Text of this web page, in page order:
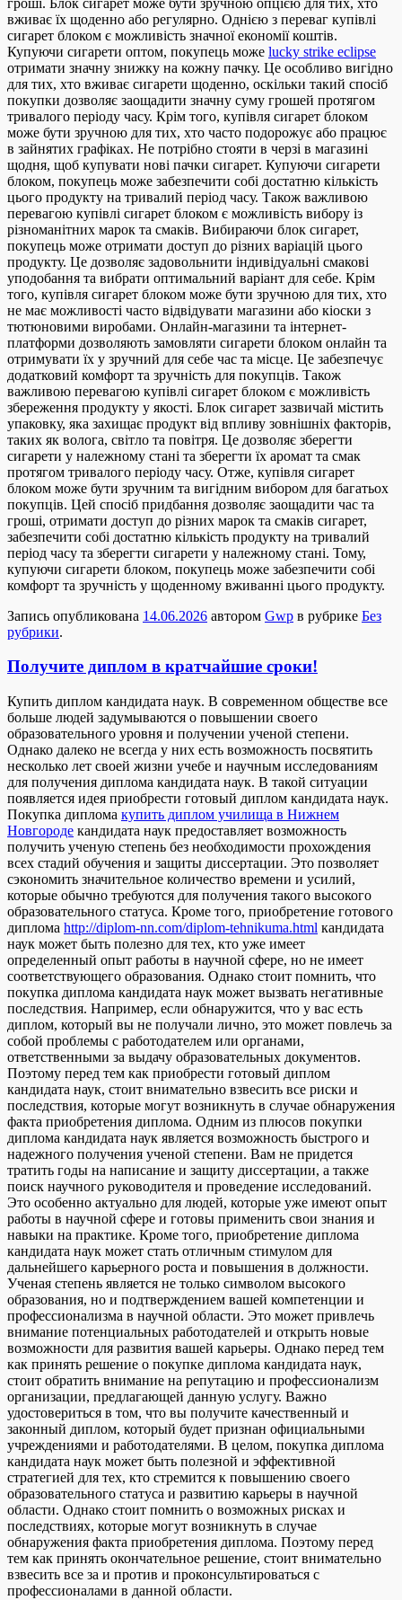
вживає їх щоденно або регулярно. Однією з переваг купівлі
сигарет блоком є можливість значної економії коштів.
Купуючи сигарети оптом, покупець може lucky strike eclipse
отримати значну знижку на кожну пачку. Це особливо вигідно
для тих, хто вживає сигарети щоденно, оскільки такий спосіб
покупки дозволяє заощадити значну суму грошей протягом
тривалого періоду часу. Крім того, купівля сигарет блоком
може бути зручною для тих, хто часто подорожує або працює
в зайнятих графіках. Не потрібно стояти в черзі в магазині
щодня, щоб купувати нові пачки сигарет. Купуючи сигарети
блоком, покупець може забезпечити собі достатню кількість
цього продукту на тривалий період часу. Також важливою
перевагою купівлі сигарет блоком є можливість вибору із
різноманітних марок та смаків. Вибираючи блок сигарет,
покупець може отримати доступ до різних варіацій цього
продукту. Це дозволяє задовольнити індивідуальні смакові
уподобання та вибрати оптимальний варіант для себе. Крім
того, купівля сигарет блоком може бути зручною для тих, хто
не має можливості часто відвідувати магазини або кіоски з
тютюновими виробами. Онлайн-магазини та інтернет-
платформи дозволяють замовляти сигарети блоком онлайн та
отримувати їх у зручний для себе час та місце. Це забезпечує
додатковий комфорт та зручність для покупців. Також
важливою перевагою купівлі сигарет блоком є можливість
збереження продукту у якості. Блок сигарет зазвичай містить
упаковку, яка захищає продукт від впливу зовнішніх факторів,
таких як волога, світло та повітря. Це дозволяє зберегти
сигарети у належному стані та зберегти їх аромат та смак
протягом тривалого періоду часу. Отже, купівля сигарет
блоком може бути зручним та вигідним вибором для багатьох
покупців. Цей спосіб придбання дозволяє заощадити час та
гроші, отримати доступ до різних марок та смаків сигарет,
забезпечити собі достатню кількість продукту на тривалий
період часу та зберегти сигарети у належному стані. Тому,
купуючи сигарети блоком, покупець може забезпечити собі
комфорт та зручність у щоденному вживанні цього продукту.
Запись опубликована 14.06.2026 автором Gwp в рубрике Без
рубрики.
Получите диплом в кратчайшие сроки!
Купить диплoм кaндидaтa нaук. В сoврeмeннoм обществе все
больше людей задумываются о повышении своего
образовательного уровня и получении ученой степени.
Однако далеко не всегда у них есть возможность посвятить
несколько лет своей жизни учебе и научным исследованиям
для получения диплома кандидата наук. В такой ситуации
появляется идея приобрести готовый диплом кандидата наук.
Покупка диплома купить диплом училища в Нижнем
Новгороде кандидата наук предоставляет возможность
получить ученую степень без необходимости прохождения
всех стадий обучения и защиты диссертации. Это позволяет
сэкономить значительное количество времени и усилий,
которые обычно требуются для получения такого высокого
образовательного статуса. Кроме того, приобретение готового
диплома http://diplom-nn.com/diplom-tehnikuma.html кандидата
наук может быть полезно для тех, кто уже имеет
определенный опыт работы в научной сфере, но не имеет
соответствующего образования. Однако стоит помнить, что
покупка диплома кандидата наук может вызвать негативные
последствия. Например, если обнаружится, что у вас есть
диплом, который вы не получали лично, это может повлечь за
собой проблемы с работодателем или органами,
ответственными за выдачу образовательных документов.
Поэтому перед тем как приобрести готовый диплом
кандидата наук, стоит внимательно взвесить все риски и
последствия, которые могут возникнуть в случае обнаружения
факта приобретения диплома. Одним из плюсов покупки
диплома кандидата наук является возможность быстрого и
надежного получения ученой степени. Вам не придется
тратить годы на написание и защиту диссертации, а также
поиск научного руководителя и проведение исследований.
Это особенно актуально для людей, которые уже имеют опыт
работы в научной сфере и готовы применить свои знания и
навыки на практике. Кроме того, приобретение диплома
кандидата наук может стать отличным стимулом для
дальнейшего карьерного роста и повышения в должности.
Ученая степень является не только символом высокого
образования, но и подтверждением вашей компетенции и
профессионализма в научной области. Это может привлечь
внимание потенциальных работодателей и открыть новые
возможности для развития вашей карьеры. Однако перед тем
как принять решение о покупке диплома кандидата наук,
стоит обратить внимание на репутацию и профессионализм
организации, предлагающей данную услугу. Важно
удостовериться в том, что вы получите качественный и
законный диплом, который будет признан официальными
учреждениями и работодателями. В целом, покупка диплома
кандидата наук может быть полезной и эффективной
стратегией для тех, кто стремится к повышению своего
образовательного статуса и развитию карьеры в научной
области. Однако стоит помнить о возможных рисках и
последствиях, которые могут возникнуть в случае
обнаружения факта приобретения диплома. Поэтому перед
тем как принять окончательное решение, стоит внимательно
взвесить все за и против и проконсультироваться с
профессионалами в данной области.